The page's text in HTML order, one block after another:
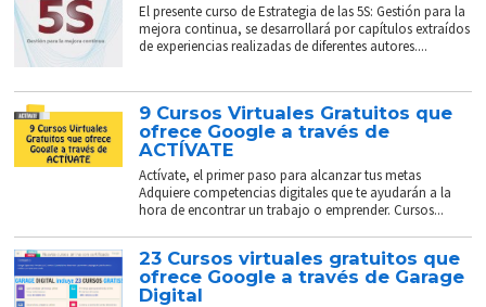
El presente curso de Estrategia de las 5S: Gestión para la
mejora continua, se desarrollará por capítulos extraídos
de experiencias realizadas de diferentes autores....
9 Cursos Virtuales Gratuitos que
ofrece Google a través de
ACTÍVATE
Actívate, el primer paso para alcanzar tus metas
Adquiere competencias digitales que te ayudarán a la
hora de encontrar un trabajo o emprender. Cursos...
23 Cursos virtuales gratuitos que
ofrece Google a través de Garage
Digital